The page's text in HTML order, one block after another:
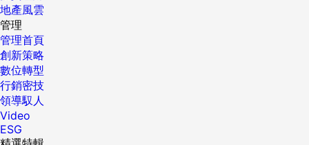
地產風雲
管理
管理首頁
創新策略
數位轉型
行銷密技
領導馭人
Video
ESG